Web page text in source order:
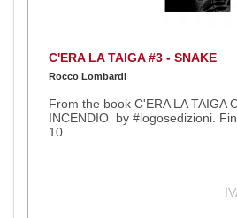
C'ERA LA TAIGA #3 - SNAKE
Rocco Lombardi
From the book C'ERA LA TAIGA
INCENDIO by #logosedizioni.
10..